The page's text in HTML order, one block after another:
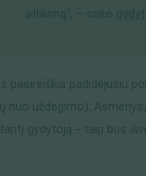
pasireiškia padidėjusiu
nuo uždegimo).
gydytoją – taip bus